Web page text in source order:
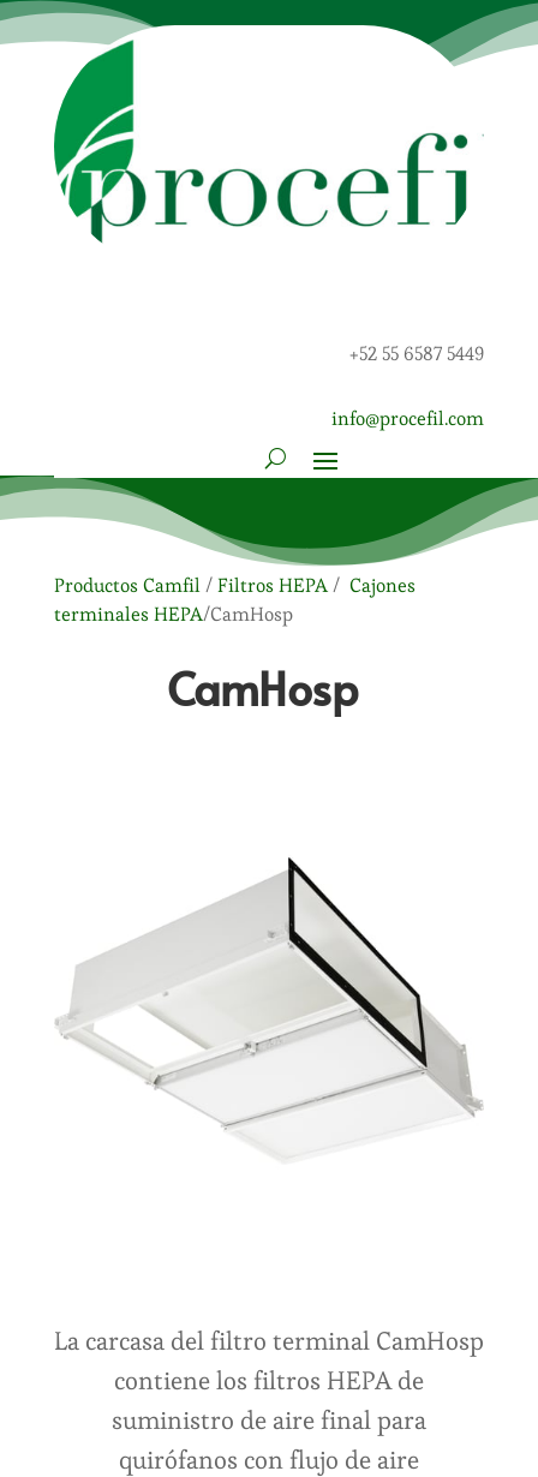
+52 55 6587 5449
info@procefil.com
Productos Camfil/Filtros HEPA/ Cajones
terminales HEPA/CamHosp
CamHosp
La carcasa del filtro terminal CamHosp
contiene los filtros HEPA de
suministro de aire final para
quirófanos con flujo de aire